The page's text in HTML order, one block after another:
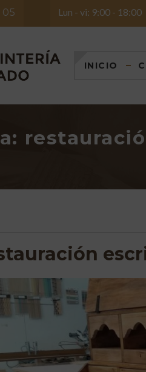
05 Lun - vi: 9:00 - 18:00
INICIO